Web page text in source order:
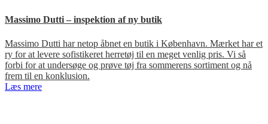
Massimo Dutti – inspektion af ny butik
Massimo Dutti har netop åbnet en butik i København. Mærket har et
ry for at levere sofistikeret herretøj til en meget venlig pris. Vi så
forbi for at undersøge og prøve tøj fra sommerens sortiment og nå
frem til en konklusion.
Læs mere